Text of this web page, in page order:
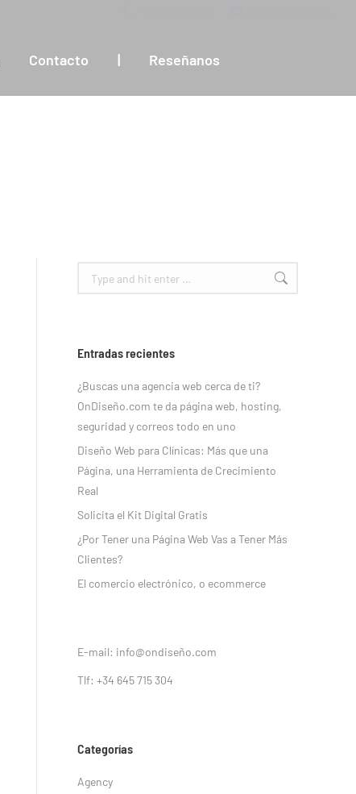
Contacto | Reseñanos
Search:
Entradas recientes
¿Buscas una agencia web cerca de ti?
OnDiseño.com te da página web, hosting,
seguridad y correos todo en uno
Diseño Web para Clínicas: Más que una
Página, una Herramienta de Crecimiento
Real
Solicita el Kit Digital Gratis
¿Por Tener una Página Web Vas a Tener Más
Clientes?
El comercio electrónico, o ecommerce
E-mail: info@ondiseño.com
Tlf: +34 645 715 304
Categorías
Agency